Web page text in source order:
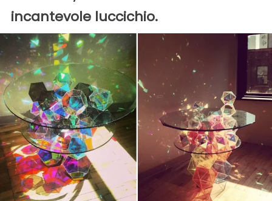
incantevole luccichio.